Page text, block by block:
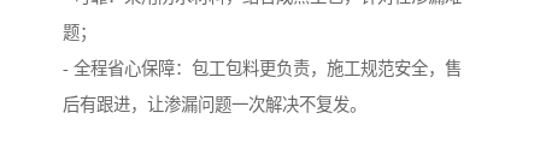
题；
- 全程省心保障：包工包料更负责，施工规范安全，售
后有跟进，让渗漏问题一次解决不复发。